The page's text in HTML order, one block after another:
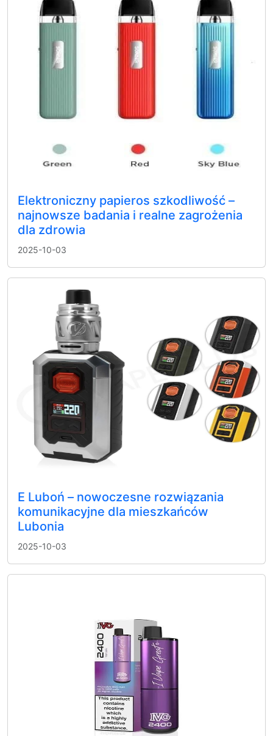
Elektroniczny papieros szkodliwość –
najnowsze badania i realne zagrożenia
dla zdrowia
2025-10-03
E Luboń – nowoczesne rozwiązania
komunikacyjne dla mieszkańców
Lubonia
2025-10-03